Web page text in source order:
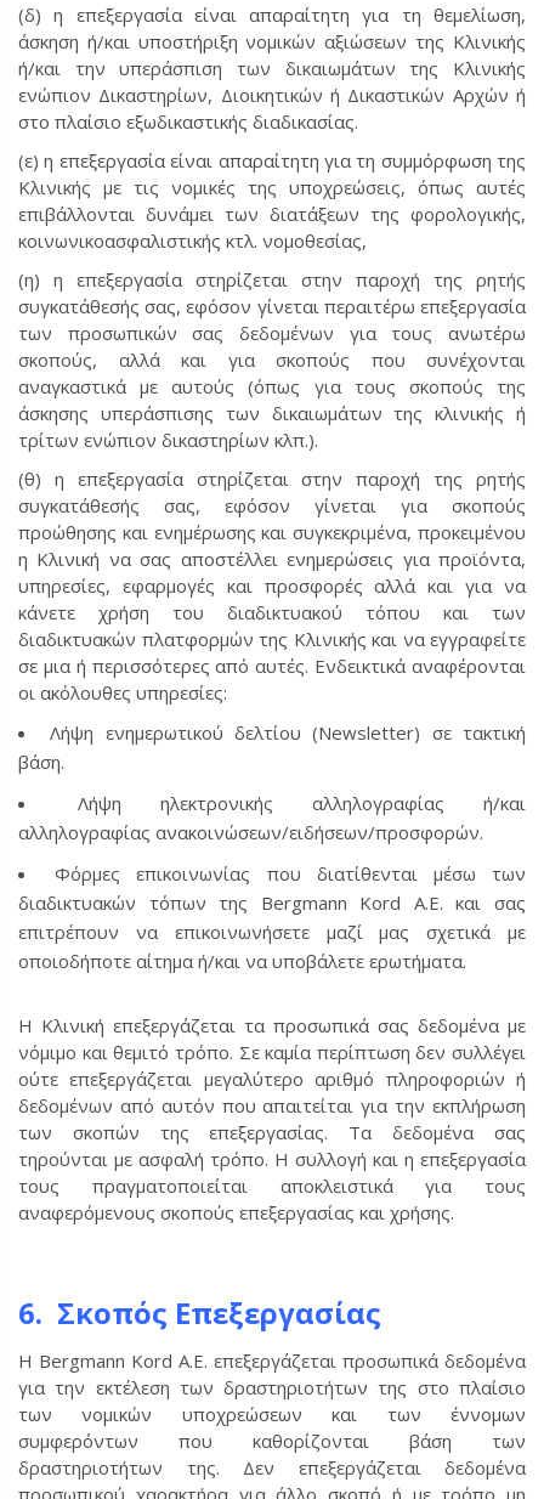
(δ) η επεξεργασία είναι απαραίτητη για τη θεμελίωση,
άσκηση ή/και υποστήριξη νομικών αξιώσεων της Κλινικής
ή/και την υπεράσπιση των δικαιωμάτων της Κλινικής
ενώπιον Δικαστηρίων, Διοικητικών ή Δικαστικών Αρχών ή
στο πλαίσιο εξωδικαστικής διαδικασίας.
(ε) η επεξεργασία είναι απαραίτητη για τη συμμόρφωση της
Κλινικής με τις νομικές της υποχρεώσεις, όπως αυτές
επιβάλλονται δυνάμει των διατάξεων της φορολογικής,
κοινωνικοασφαλιστικής κτλ. νομοθεσίας,
(η) η επεξεργασία στηρίζεται στην παροχή της ρητής
συγκατάθεσής σας, εφόσον γίνεται περαιτέρω επεξεργασία
των προσωπικών σας δεδομένων για τους ανωτέρω
σκοπούς, αλλά και για σκοπούς που συνέχονται
αναγκαστικά με αυτούς (όπως για τους σκοπούς της
άσκησης υπεράσπισης των δικαιωμάτων της κλινικής ή
τρίτων ενώπιον δικαστηρίων κλπ.).
(θ) η επεξεργασία στηρίζεται στην παροχή της ρητής
συγκατάθεσής σας, εφόσον γίνεται για σκοπούς
προώθησης και ενημέρωσης και συγκεκριμένα, προκειμένου
η Κλινική να σας αποστέλλει ενημερώσεις για προϊόντα,
υπηρεσίες, εφαρμογές και προσφορές αλλά και για να
κάνετε χρήση του διαδικτυακού τόπου και των
διαδικτυακών πλατφορμών της Κλινικής και να εγγραφείτε
σε μια ή περισσότερες από αυτές. Ενδεικτικά αναφέρονται
οι ακόλουθες υπηρεσίες:
Λήψη ενημερωτικού δελτίου (Newsletter) σε τακτική
βάση.
Λήψη ηλεκτρονικής αλληλογραφίας ή/και
αλληλογραφίας ανακοινώσεων/ειδήσεων/προσφορών.
Φόρμες επικοινωνίας που διατίθενται μέσω των
διαδικτυακών τόπων της Bergmann Kord Α.Ε. και σας
επιτρέπουν να επικοινωνήσετε μαζί μας σχετικά με
οποιοδήποτε αίτημα ή/και να υποβάλετε ερωτήματα.
Η Κλινική επεξεργάζεται τα προσωπικά σας δεδομένα με
νόμιμο και θεμιτό τρόπο. Σε καμία περίπτωση δεν συλλέγει
ούτε επεξεργάζεται μεγαλύτερο αριθμό πληροφοριών ή
δεδομένων από αυτόν που απαιτείται για την εκπλήρωση
των σκοπών της επεξεργασίας. Τα δεδομένα σας
τηρούνται με ασφαλή τρόπο. Η συλλογή και η επεξεργασία
τους πραγματοποιείται αποκλειστικά για τους
αναφερόμενους σκοπούς επεξεργασίας και χρήσης.
6. Σκοπός Επεξεργασίας
Η Bergmann Kord Α.Ε. επεξεργάζεται προσωπικά δεδομένα
για την εκτέλεση των δραστηριοτήτων της στο πλαίσιο
των νομικών υποχρεώσεων και των έννομων
συμφερόντων που καθορίζονται βάση των
δραστηριοτήτων της. Δεν επεξεργάζεται δεδομένα
προσωπικού χαρακτήρα για άλλο σκοπό ή με τρόπο μη